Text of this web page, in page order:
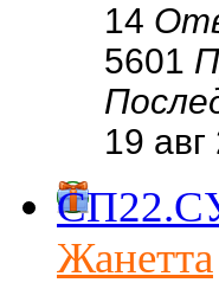
14
5601
19
Жанетта